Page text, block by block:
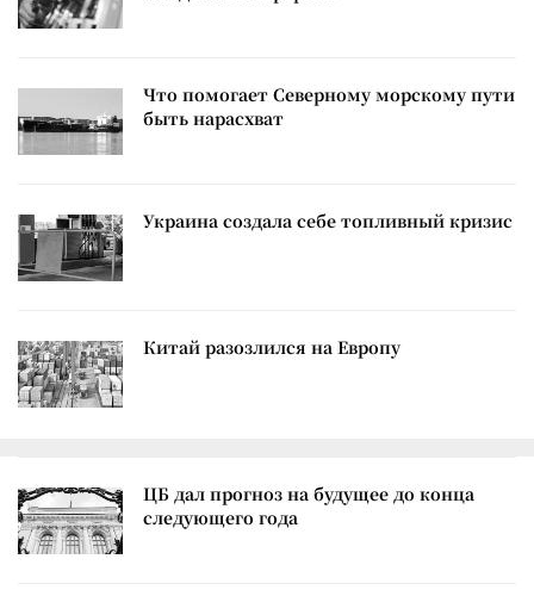
Что помогает Северному морскому пути
быть нарасхват
Украина создала себе топливный кризис
Китай разозлился на Европу
ЦБ дал прогноз на будущее до конца
следующего года